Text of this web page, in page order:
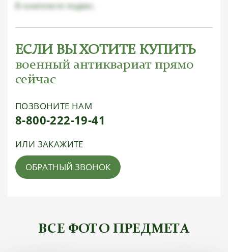
В комплекте подвес.
ЕСЛИ ВЫ ХОТИТЕ КУПИТЬ
военный антиквариат прямо
сейчас
ПОЗВОНИТЕ НАМ
8-800-222-19-41
ИЛИ ЗАКАЖИТЕ
ОБРАТНЫЙ ЗВОНОК
ВСЕ ФОТО ПРЕДМЕТА